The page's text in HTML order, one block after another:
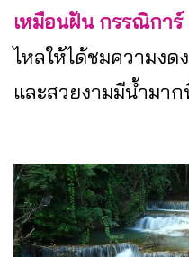
เหมือนฝัน กรรณิกา
ไหลให้ได้ชมความง
และสวยงามมีน้ำมา